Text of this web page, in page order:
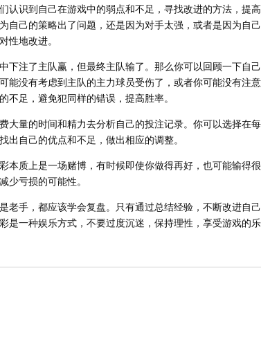
认识到自己在游戏中的弱点和不足，寻找改进的方法，提
自己的策略出了问题，还是因为对手太强，或者是因为自
性地改进。
下注了主队赢，但最终主队输了。那么你可以回顾一下自
能没有考虑到主队的主力球员受伤了，或者你可能没有注意
不足，避免犯同样的错误，提高胜率。
大量的时间和精力去分析自己的投注记录。你可以选择在
出自己的优点和不足，做出相应的调整。
本质上是一场赌博，有时候即使你做得再好，也可能输得
少亏损的可能性。
老手，都应该学会复盘。只有通过总结经验，不断改进自
是一种娱乐方式，不要过度沉迷，保持理性，享受游戏的乐